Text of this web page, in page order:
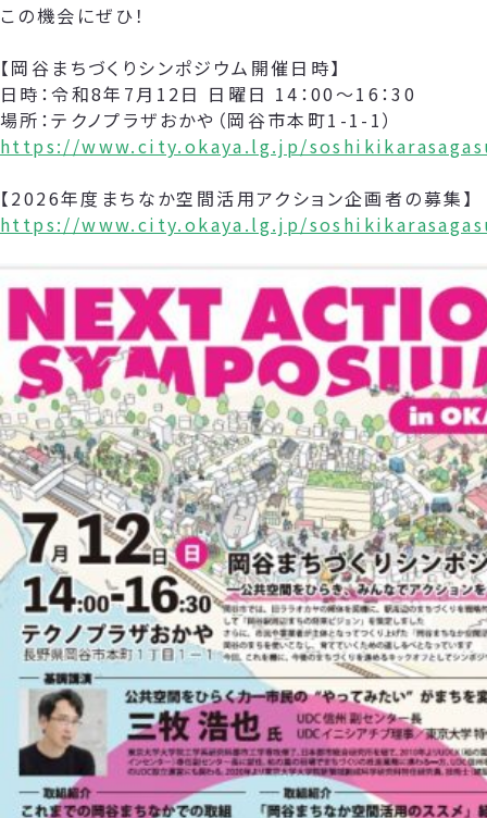
この機会にぜひ！
【岡谷まちづくりシンポジウム開催日時】
日時：令和8年7月12日 日曜日 14：00～16：30
場所：テクノプラザおかや（岡谷市本町1-1-1）
https://www.city.okaya.lg.jp/
【2026年度まちなか空間活用アクション企画者の募集】
https://www.city.okaya.lg.jp/